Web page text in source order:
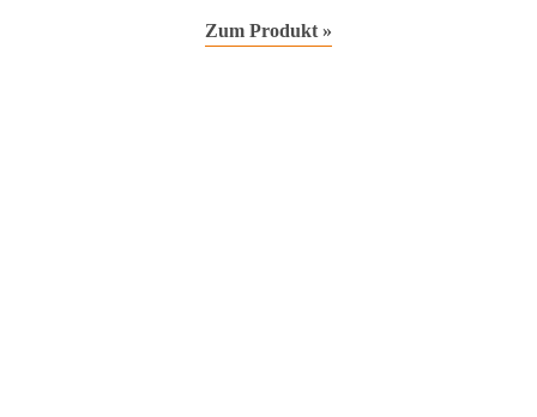
Zum Produkt »